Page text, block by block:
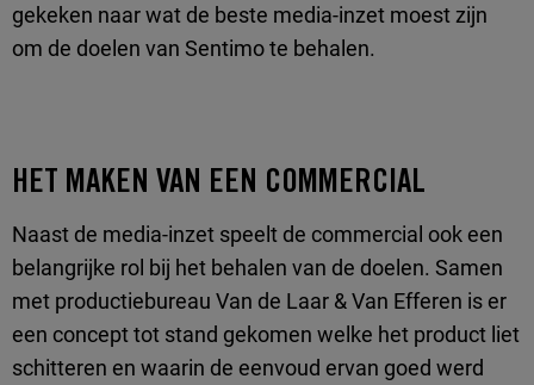
gekeken naar wat de beste media-inzet moest zijn
om de doelen van Sentimo te behalen.
HET MAKEN VAN EEN COMMERCIAL
Naast de media-inzet speelt de commercial ook een
belangrijke rol bij het behalen van de doelen. Samen
met productiebureau Van de Laar & Van Efferen is er
een concept tot stand gekomen welke het product liet
schitteren en waarin de eenvoud ervan goed werd